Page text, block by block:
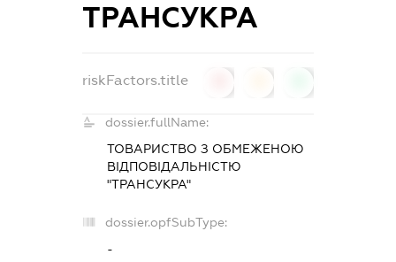
ТРАНСУКРА
riskFactors.title
dossier.fullName:
ТОВАРИСТВО З ОБМЕЖЕНОЮ
ВІДПОВІДАЛЬНІСТЮ
"ТРАНСУКРА"
dossier.opfSubType:
-